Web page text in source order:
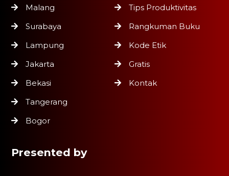
Malang
Surabaya
Lampung
Jakarta
Bekasi
Tangerang
Bogor
Tips Produktivitas
Rangkuman Buku
Kode Etik
Gratis
Kontak
Presented by